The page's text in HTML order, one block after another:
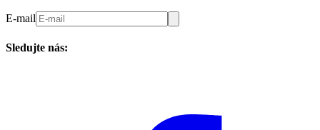
E-mail
Sledujte nás: